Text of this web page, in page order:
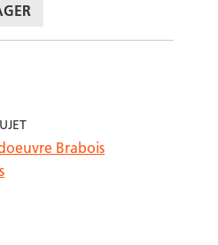
Brabois